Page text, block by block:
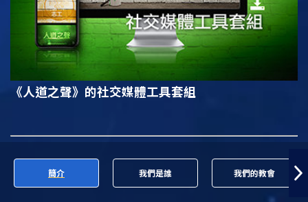
《人道之聲》 的社交媒體工具套組
簡介 我們是誰 我們的教會